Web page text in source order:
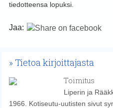
tiedotteensa lopuksi.
Jaa:
Tietoa kirjoittajasta
Toimitus
Liperin ja
1966. Kotiseutu-uutisten sivut